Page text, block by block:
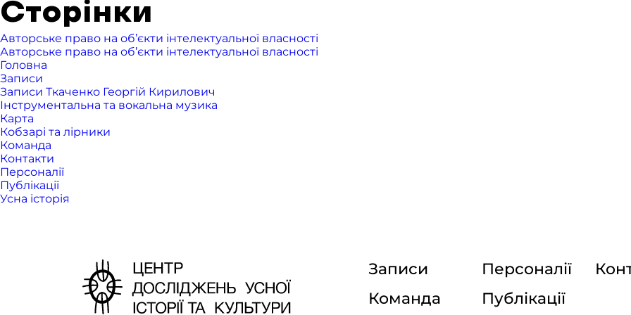
Сторінки
Авторське право на об’єкти інтелектуальної власності
Авторське право на об’єкти інтелектуальної власності
Головна
Записи
Записи Ткаченко Георгій Кирилович
Інструментальна та вокальна музика
Карта
Кобзарі та лірники
Команда
Контакти
Персоналії
Публікації
Усна історія
Записи
Команда
Персоналії
Публікації